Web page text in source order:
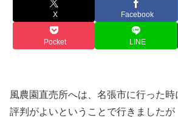
X Facebook
Pocket LINE
風農園直売所へは、名張市に行った時
評判がよいということで行きましたが